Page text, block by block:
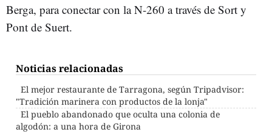
Berga, para conectar con la N-260 a través de Sort y
Pont de Suert.
Noticias relacionadas
El mejor restaurante de Tarragona, según Tripadvisor:
"Tradición marinera con productos de la lonja"
El pueblo abandonado que oculta una colonia de
algodón: a una hora de Girona